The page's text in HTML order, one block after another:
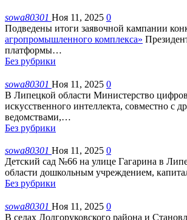
sowa80301 Ноя 11, 2025 0
Подведены итоги заявочной кампании
агропромышленного комплекса»
платформы…
Без рубрики
sowa80301 Ноя 11, 2025 0
В Липецкой области Министерство
искусственного интеллекта, совместно с
ведомствами,…
Без рубрики
sowa80301 Ноя 11, 2025 0
Детский сад №66 на улице Гагарина в
области дошкольным учреждением,
Без рубрики
sowa80301 Ноя 11, 2025 0
В селах Долгоруковского района и